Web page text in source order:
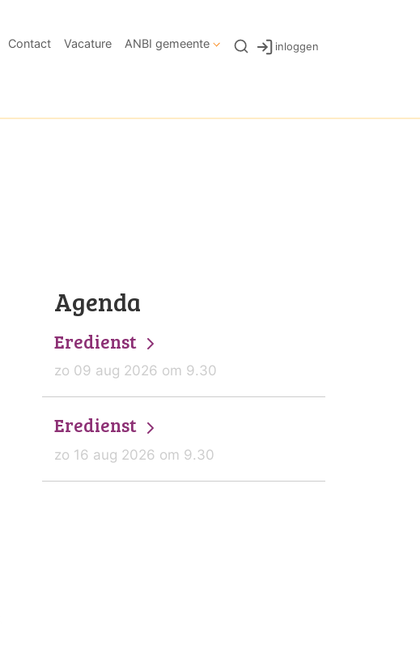
Contact Vacature ANBI gemeente inloggen
Agenda
Eredienst
zo 09 aug 2026 om 9.30
Eredienst
zo 16 aug 2026 om 9.30